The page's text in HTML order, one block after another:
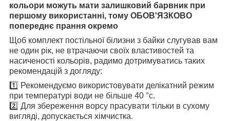
кольори можуть мати залишковий барвник при
першому використанні, тому ОБОВ'ЯЗКОВО
попереднє прання окремо
Щоб комплект постільної білизни з байки слугував вам
не один рік, не втрачаючи своїх властивостей та
насиченості кольорів, радимо дотримуватись таких
рекомендацій з догляду:
1️⃣ Рекомендуємо використовувати делікатний режим
при температурі води не більше 40 °с.
2️⃣ Для збереження ворсу прасувати тільки в сухому
вигляді, допускається хімчистка.